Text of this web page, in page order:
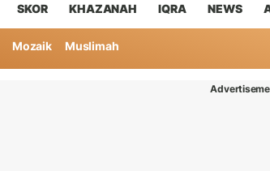
SKOR KHAZANAH IQRA NEWS
Mozaik Muslimah